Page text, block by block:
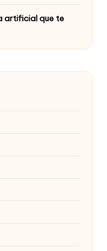
artificial que te